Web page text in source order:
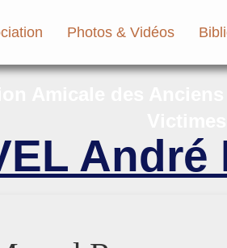
Photos & Vidéos
André